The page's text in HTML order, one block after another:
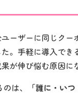
ーザーに同じク
。手軽に導入で
が伸び悩む原因に
は、
「誰に・い